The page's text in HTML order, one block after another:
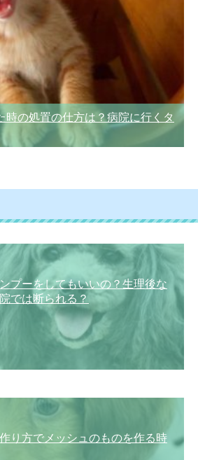
時の処置の仕方は？病院に行くタ
プーをしてもいいの？生理後な
では断られる？
り方でメッシュのものを作る時